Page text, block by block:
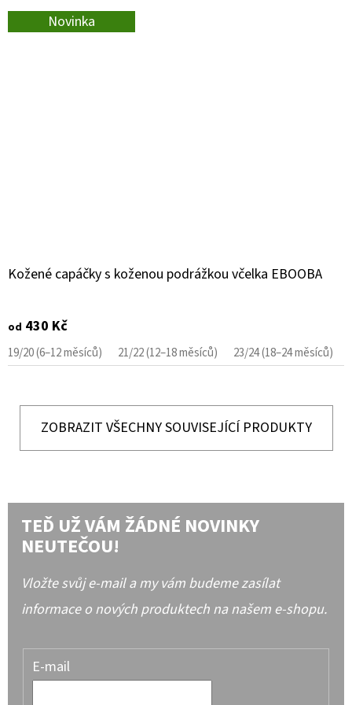
Novinka
Kožené capáčky s koženou podrážkou včelka EBOOBA
od 430 Kč
19/20 (6–12 měsíců) 21/22 (12–18 měsíců) 23/24 (18–24 měsíců)
ZOBRAZIT VŠECHNY SOUVISEJÍCÍ PRODUKTY
TEĎ UŽ VÁM ŽÁDNÉ NOVINKY
NEUTEČOU!
Vložte svůj e-mail a my vám budeme zasílat
informace o nových produktech na našem e-shopu.
E-mail